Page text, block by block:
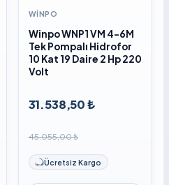
WINPO
Winpo WNP1 VM 4-6M
Tek Pompalı Hidrofor
10 Kat 19 Daire 2 Hp 220
Volt
31.538,50 ₺
45.055,00 ₺
Ücretsiz Kargo